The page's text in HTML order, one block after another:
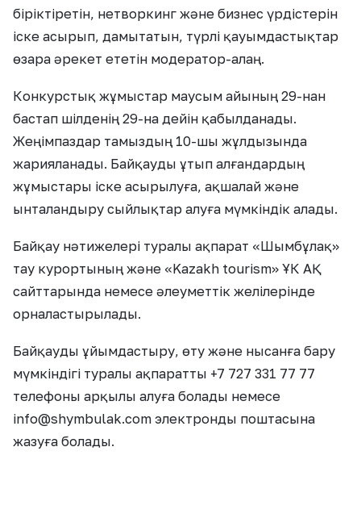
біріктіретін, нетворкинг және бизнес үрдістерін
іске асырып, дамытатын, түрлі қауымдастықтар
өзара әрекет ететін модератор-алаң.
Конкурстық жұмыстар маусым айының 29-нан
бастап шілденің 29-на дейін қабылданады.
Жеңімпаздар тамыздың 10-шы жұлдызында
жарияланады. Байқауды ұтып алғандардың
жұмыстары іске асырылуға, ақшалай және
ынталандыру сыйлықтар алуға мүмкіндік алады.
Байқау нәтижелері туралы ақпарат «Шымбұлақ»
тау курортының және «Kazakh tourism» ҰК АҚ
сайттарында немесе әлеуметтік желілерінде
орналастырылады.
Байқауды ұйымдастыру, өту және нысанға бару
мүмкіндігі туралы ақпаратты +7 727 331 77 77
телефоны арқылы алуға болады немесе
info@shymbulak.com электронды поштасына
жазуға болады.